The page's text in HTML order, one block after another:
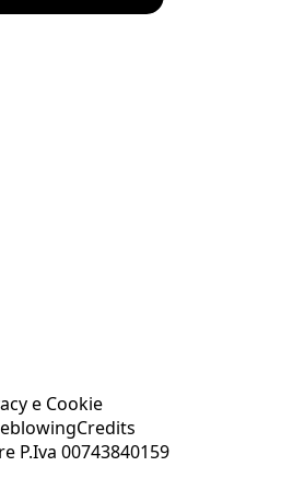
e Cookie
Credits
P.Iva 00743840159